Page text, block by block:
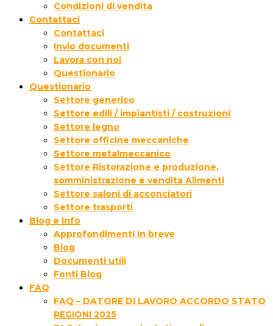
Condizioni di vendita
Contattaci
Contattaci
Invio documenti
Lavora con noi
Questionario
Questionario
Settore generico
Settore edili / impiantisti / costruzioni
Settore legno
Settore officine meccaniche
Settore metalmeccanico
Settore Ristorazione e produzione,
somministrazione e vendita Alimenti
Settore saloni di acconciatori
Settore trasporti
Blog e Info
Approfondimenti in breve
Blog
Documenti utili
Fonti Blog
FAQ
FAQ – DATORE DI LAVORO ACCORDO STATO
REGIONI 2025